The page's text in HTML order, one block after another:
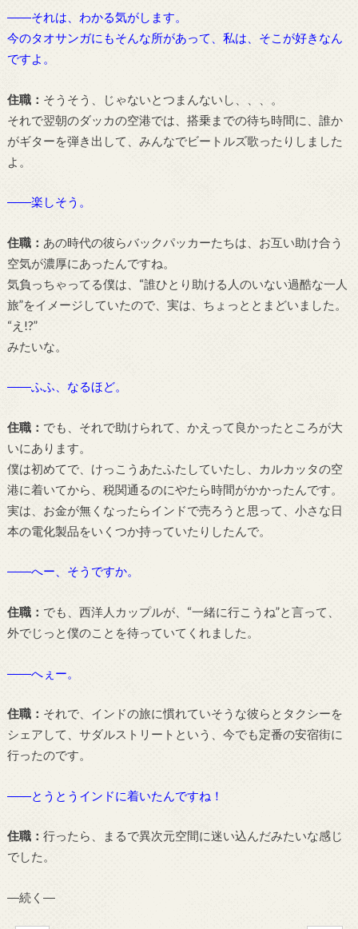
――それは、わかる気がします。
今のタオサンガにもそんな所があって、私は、そこが好きなん
ですよ。
住職： そうそう、じゃないとつまんないし、、、。
それで翌朝のダッカの空港では、搭乗までの待ち時間に、誰か
がギターを弾き出して、みんなでビートルズ歌ったりしました
よ。
――楽しそう。
住職： あの時代の彼らバックパッカーたちは、お互い助け合う
空気が濃厚にあったんですね。
気負っちゃってる僕は、“誰ひとり助ける人のいない過酷な一人
旅”をイメージしていたので、実は、ちょっととまどいました。
“え!?”
みたいな。
――ふふ、なるほど。
住職： でも、それで助けられて、かえって良かったところが大
いにあります。
僕は初めてで、けっこうあたふたしていたし、カルカッタの空
港に着いてから、税関通るのにやたら時間がかかったんです。
実は、お金が無くなったらインドで売ろうと思って、小さな日
本の電化製品をいくつか持っていたりしたんで。
――へー、そうですか。
住職： でも、西洋人カップルが、“一緒に行こうね”と言って、
外でじっと僕のことを待っていてくれました。
――へぇー。
住職： それで、インドの旅に慣れていそうな彼らとタクシーを
シェアして、サダルストリートという、今でも定番の安宿街に
行ったのです。
――とうとうインドに着いたんですね！
住職： 行ったら、まるで異次元空間に迷い込んだみたいな感じ
でした。
―続く―